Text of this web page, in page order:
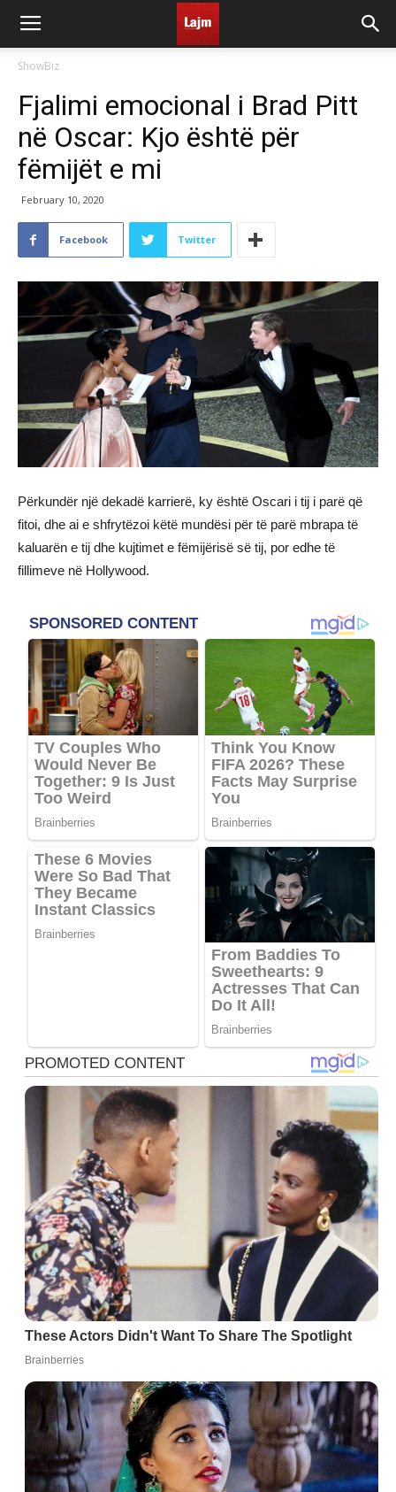
ShowBiz
Fjalimi emocional i Brad Pitt
në Oscar: Kjo është për
fëmijët e mi
February 10, 2020
Facebook Twitter
Përkundër një dekadë karrierë, ky është Oscari i tij i parë që
fitoi, dhe ai e shfrytëzoi këtë mundësi për të parë mbrapa të
kaluarën e tij dhe kujtimet e fëmijërisë së tij, por edhe të
fillimeve në Hollywood.